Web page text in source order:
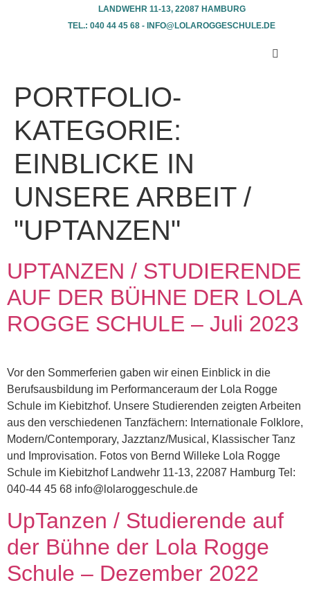
LANDWEHR 11-13, 22087 HAMBURG
TEL.: 040 44 45 68 - INFO@LOLAROGGESCHULE.DE​
PORTFOLIO-
KATEGORIE:
EINBLICKE IN
UNSERE ARBEIT /
"UPTANZEN"
UPTANZEN / STUDIERENDE
AUF DER BÜHNE DER LOLA
ROGGE SCHULE – Juli 2023
Vor den Sommerferien gaben wir einen Einblick in die
Berufsausbildung im Performanceraum der Lola Rogge
Schule im Kiebitzhof. Unsere Studierenden zeigten Arbeiten
aus den verschiedenen Tanzfächern: Internationale Folklore,
Modern/Contemporary, Jazztanz/Musical, Klassischer Tanz
und Improvisation. Fotos von Bernd Willeke Lola Rogge
Schule im Kiebitzhof Landwehr 11-13, 22087 Hamburg Tel:
040-44 45 68 info@lolaroggeschule.de
UpTanzen / Studierende auf
der Bühne der Lola Rogge
Schule – Dezember 2022